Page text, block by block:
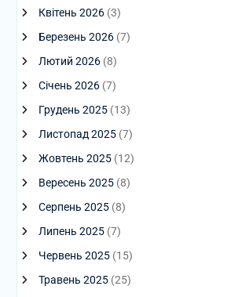
Квітень 2026(3)
Березень 2026(7)
Лютий 2026(8)
Січень 2026(7)
Грудень 2025(13)
Листопад 2025(7)
Жовтень 2025(12)
Вересень 2025(8)
Серпень 2025(8)
Липень 2025(7)
Червень 2025(15)
Травень 2025(25)